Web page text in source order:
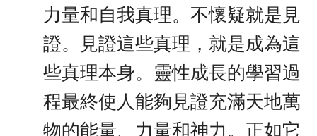
力量和自我真理。不懷疑就是見
證。見證這些真理，就是成為這
些真理本身。靈性成長的學習過
程最終使人能夠見證充滿天地萬
物的能量、力量和神力。正如它